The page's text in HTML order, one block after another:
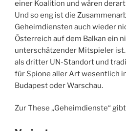
einer Koalition und wären
Und so eng ist die
Geheimdiensten auch wieder
Österreich auf dem Balkan ein
unterschätzender Mitspieler
als dritter UN-Standort und
für Spione aller Art wesentlich
Budapest oder Warschau.
Zur These „Geheimdienste“